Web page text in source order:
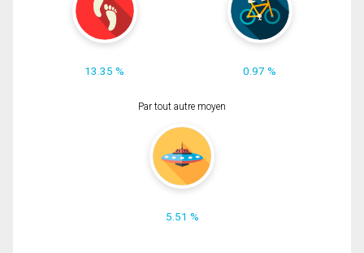
13.35 % 0.97 %
Par tout autre moyen
5.51 %